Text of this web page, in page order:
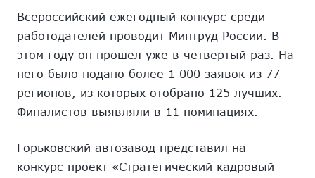
Всероссийский ежегодный конкурс среди
работодателей проводит Минтруд России. В
этом году он прошел уже в четвертый раз. На
него было подано более 1 000 заявок из 77
регионов, из которых отобрано 125 лучших.
Финалистов выявляли в 11 номинациях.
Горьковский автозавод представил на
конкурс проект «Стратегический кадровый